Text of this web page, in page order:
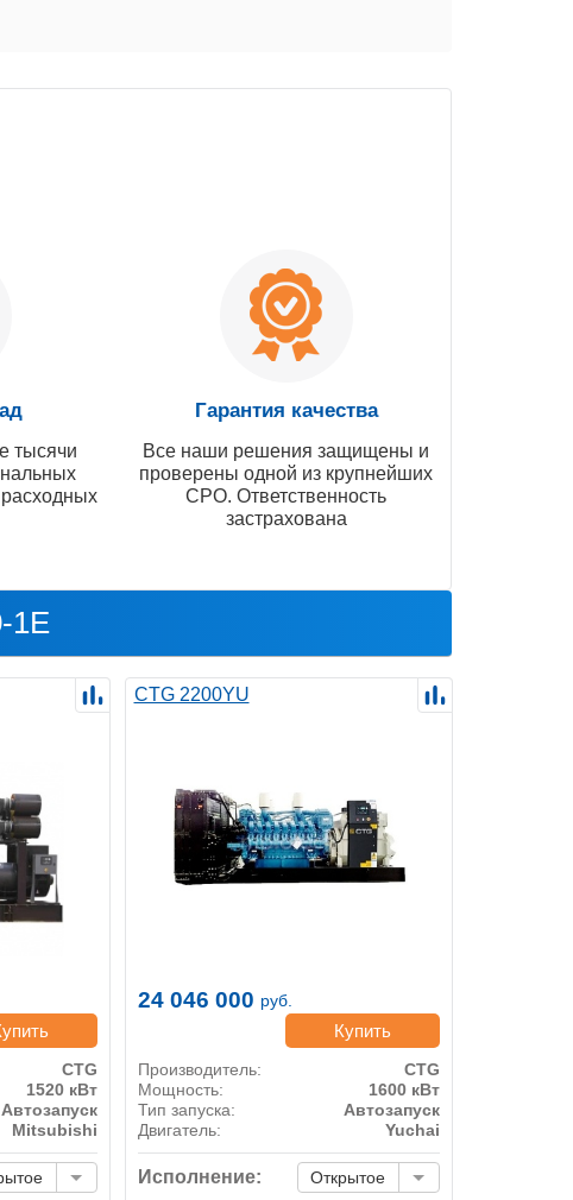
тысячи
Гарантия качества
Все наши решения защищены и
проверены одной из крупнейших
СРО. Ответственность
застрахована
1E
CTG
1520 кВт
Автозапуск
Mitsubishi
CTG 2200YU
24 046 000 руб.
Купить
Производитель:
CTG
Мощность:
1600 кВт
Тип запуска:
Автозапуск
Двигатель:
Yuchai
Исполнение: Открытое